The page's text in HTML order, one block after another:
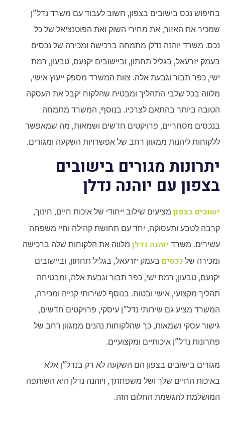
בחיפוש נכס בישובים בצפון, חשוב לעבוד עם משרד נדל"ן
שמכיר את האזור, את מחירי השוק ואת הפוטנציאל של כל
נכס. משרד יוהנה נדלן מתמחה ברכישה ומכירה של נכסים
בעמק יזרעאל, בגליל תחתון, וביישובים יקנעם, טבעון, רמת
ישי, כפר תבור וגבעת אלה. צוות המשרד מספק ייעוץ אישי,
מלווה בכל שלבי התהליך ומבטיח שהלקוח יקבל את העסקה
הטובה ביותר בהתאם לצרכיו. בנוסף, המשרד מתמחה
בנכסים מסחריים, פרויקטים חדשים ושמאות, מה שמאפשר
ללקוחות ליהנות ממגוון רחב של אפשרויות השקעה ומגורים.
יתרונות מגורים בישובים
בצפון עם יוהנה נדלן
ישובים בצפון מציעים שילוב ייחודי של איכות חיים, חינוך,
קרבה לטבע ותעסוקה, יחד עם תחושת קהילה וחיי משפחה
עשירים. משרד יוהנה נדלן מלווה את הלקוחות שלה ברכישה
ומכירה של נכסים בעמק יזרעאל, בגליל תחתון, וביישובים
יקנעם, טבעון, רמת ישי, כפר תבור וגבעת אלה, ומבטיחה
תהליך מקצועי, אישי ובטוח. בנוסף לשירותי קנייה ומכירה,
המשרד מציע גם שירותי נדל"ן עיסקי, פרויקטים חדשים,
גישור עסקי ושמאות, כך שהלקוחות נהנים ממגוון רחב של
פתרונות נדל"ן איכותיים ומקצועיים.
מגורים בישובים בצפון הם השקעה לא רק בנדל"ן אלא
באיכות החיים שלך ושל משפחתך, ויוהנה נדלן היא השותפה
המושלמת להגשמת החלום הזה.